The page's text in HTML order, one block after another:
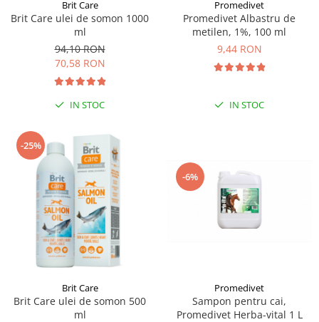
Sampoane si Balsamuri
Servetele Umede
Covorase absorbante
Curatare Ochi
Igiena Catel
Solutii Atractante si repelente
Custi transport - Pisici
Lese, Hamuri si Zgarzi
Paturi, perne si cosuri pentru pisici
Recompense Delicioase
Brit Care
Brit Care ulei de somon 1000
ml
94,10 RON
70,58 RON
IN STOC
Promedivet
Promedivet Albastru de
metilen, 1%, 100 ml
9,44 RON
IN STOC
-25%
Brit Care
Brit Care ulei de somon 500
ml
-6%
Promedivet
Sampon pentru cai,
Promedivet Herba-vital 1 L